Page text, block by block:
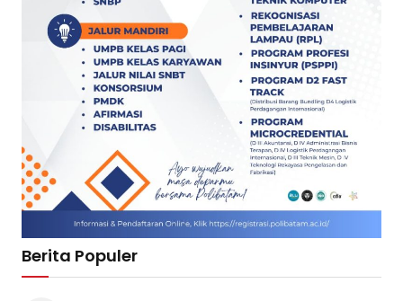
Berita Populer